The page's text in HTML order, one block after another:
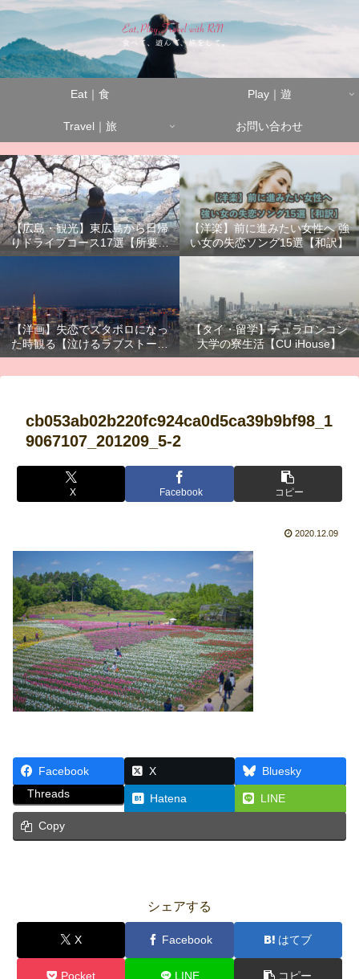
Eat｜食 Play｜遊
Travel｜旅 お問い合わせ
【広島・観光】東広島から日帰
りドライブコース17選【所要時
間別】
【洋楽】前に進みたい女性へ 強
い女の失恋ソング15選【和訳】
【洋画】失恋でズタボロになっ
た時観る【泣けるラブストーリ
ーまとめ】
【タイ・留学】チュラロンコン
大学の寮生活【CU iHouse】
cb053ab02b220fc924ca0d5ca39b9bf98_1
9067107_201209_5-2
X Facebook コピー
2020.12.09
Facebook X
Bluesky
Threads
Hatena LINE
Copy
シェアする
X Facebook はてブ
Pocket LINE コピー